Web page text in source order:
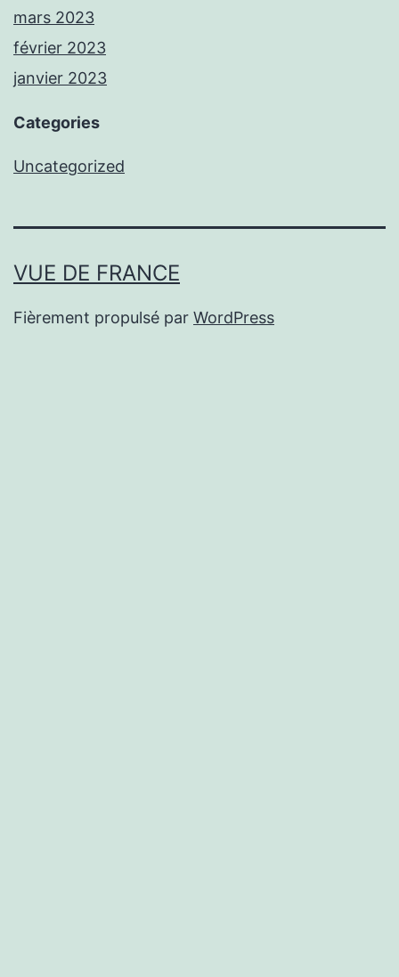
mars 2023
février 2023
janvier 2023
Categories
Uncategorized
VUE DE FRANCE
Fièrement propulsé par WordPress